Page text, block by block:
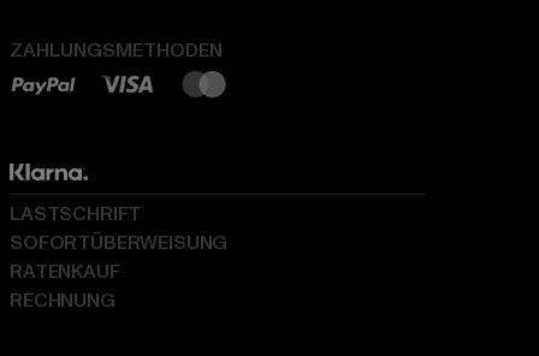
ZAHLUNGSMETHODEN
LASTSCHRIFT
SOFORTÜBERWEISUNG
RATENKAUF
RECHNUNG